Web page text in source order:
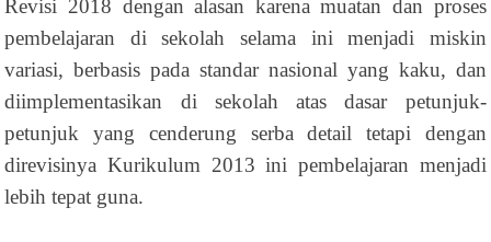
Revisi 2018 dengan alasan karena muatan dan proses
pembelajaran di sekolah selama ini menjadi miskin
variasi, berbasis pada standar nasional yang kaku, dan
diimplementasikan di sekolah atas dasar petunjuk-
petunjuk yang cenderung serba detail tetapi dengan
direvisinya Kurikulum 2013 ini pembelajaran menjadi
lebih tepat guna.